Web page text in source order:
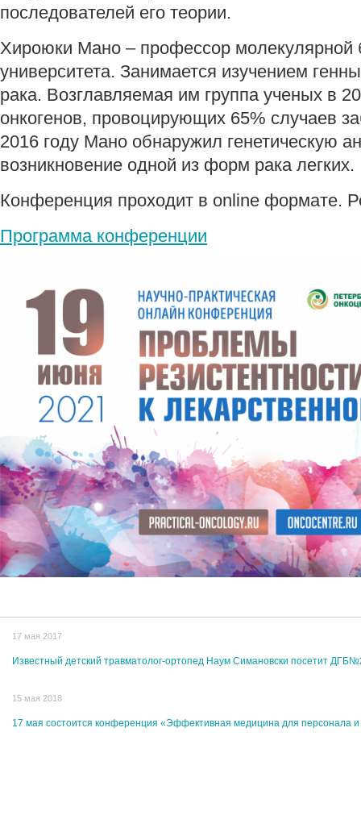
последователей его теории.
Хироюки Мано – профессор молекулярной
университета. Занимается изучением
рака. Возглавляемая им группа ученых в
онкогенов, провоцирующих 65% случаев
2016 году Мано обнаружил генетическую
возникновение одной из форм рака легких.
Конференция проходит в online формате.
Программа конференции
17 мая 2017
Известный детский травматолог-ортопед Наум Симановски посетит
15 мая 2018
17 мая состоится конференция «Эффективная медицина для персонала